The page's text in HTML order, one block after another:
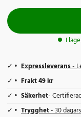
I
Expressleverans-
Frakt 49 kr
Säkerhet-
Trygghet- 30